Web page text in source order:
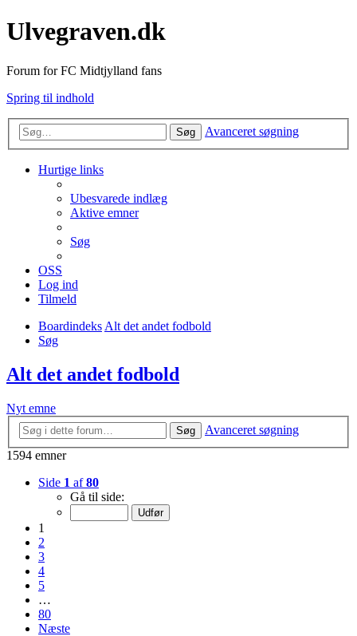
Ulvegraven.dk
Forum for FC Midtjylland fans
Spring til indhold
Søg Avanceret søgning
Hurtige links
Ubesvarede indlæg
Aktive emner
Søg
OSS
Log ind
Tilmeld
BoardindeksAlt det andet fodbold
Søg
Alt det andet fodbold
Nyt emne
Søg
Avanceret søgning
1594 emner
Side 1 af80
Gå til side:
1
2
3
4
5
…
80
Næste